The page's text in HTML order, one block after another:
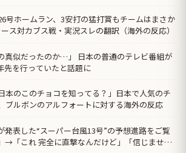
号ホームラン、3安打の猛打賞もチームはまさか
ス対カブス戦・実況スレの翻訳（海外の反応）
真似だったのか…」 日本の普通のテレビ番組が
先を行っていたと話題に
本のこのチョコを知ってる？」日本で人気のチ
ブルボンのアルフォートに対する海外の反応
発表した“スーパー台風13号”の予想進路をご覧
→「これ 完全に直撃なんだけど」「信じません